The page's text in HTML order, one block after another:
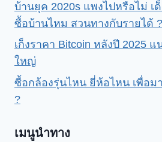
บ้านยุค 2020s แพงไปหรือไม่ เ
ซื้อบ้านไหม สวนทางกับรายได้ ?
เก็งราคา Bitcoin หลังปี 2025
ใหญ่
ซื้อกล้องรุ่นไหน ยี่ห้อไหน เพื่อม
?
เมนูนำทาง